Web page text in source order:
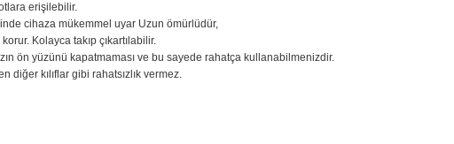
erişilebilir.
cihaza mükemmel uyar Uzun ömürlüdür,
Kolayca takıp çıkartılabilir.
ön yüzünü kapatmaması ve bu sayede rahatça kullanabilmenizdir.
diğer kılıflar gibi rahatsızlık vermez.